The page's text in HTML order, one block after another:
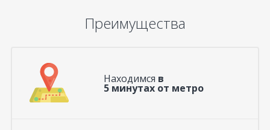
Преимущества
Находимся в
5 минутах от метро